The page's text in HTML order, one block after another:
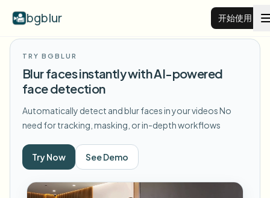
bgblur 开始使用
示例
浏览完整示例库
功能
TRY BGBLUR
Blur faces instantly with AI-powered
face detection
Automatically detect and blur faces in your videosNo
need for tracking, masking, or in-depth workflows
Try Now See Demo